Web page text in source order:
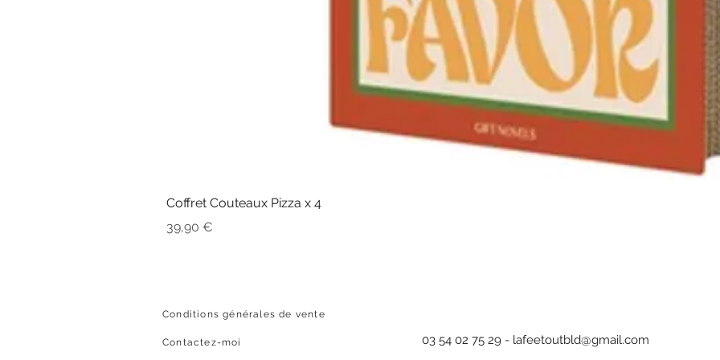
Coffret Couteaux Pizza x 4
Prix
39,90 €
Conditions générales de vente
Contactez-moi 03 54 02 75 29 - lafeetoutbld@gmail.com